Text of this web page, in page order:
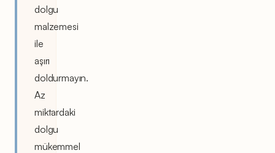
dolgu
malzemesi
ile
aşırı
doldurmayın.
Az
miktardaki
dolgu
mükemmel